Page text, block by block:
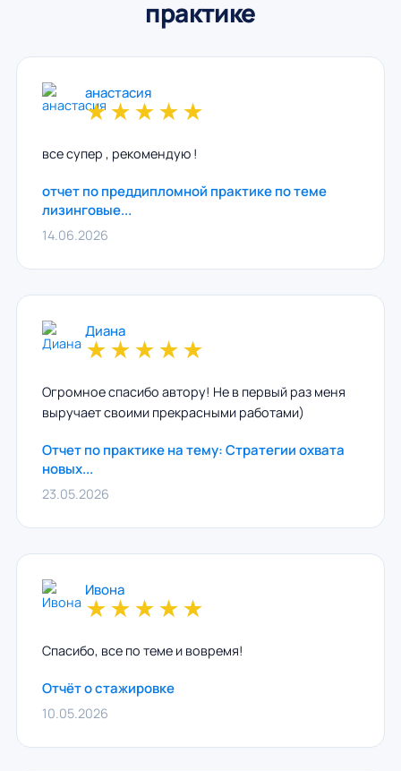
практике
анастасия
★★★★★
все супер , рекомендую !
отчет по преддипломной практике по теме
лизинговые...
14.06.2026
Диана
★★★★★
Огромное спасибо автору! Не в первый раз меня
выручает своими прекрасными работами)
Отчет по практике на тему: Стратегии охвата
новых...
23.05.2026
Ивона
★★★★★
Спасибо, все по теме и вовремя!
Отчёт о стажировке
10.05.2026